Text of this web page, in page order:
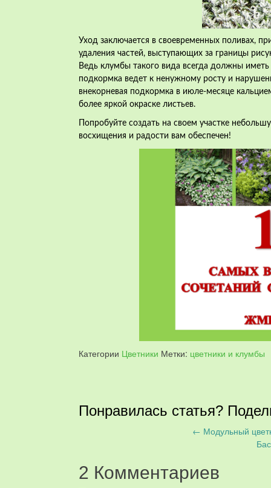
Уход заключается в своевременных поливах,
удаления частей, выступающих за границы
Ведь клумбы такого вида всегда должны
подкормка ведет к ненужному росту и
внекорневая подкормка в июле-месяце
более яркой окраске листьев.
Попробуйте создать на своем участке
восхищения и радости вам обеспечен!
Категории Цветники Метки: цветники и клумбы
Понравилась статья?
навигация
← Модульный
2 Комментариев